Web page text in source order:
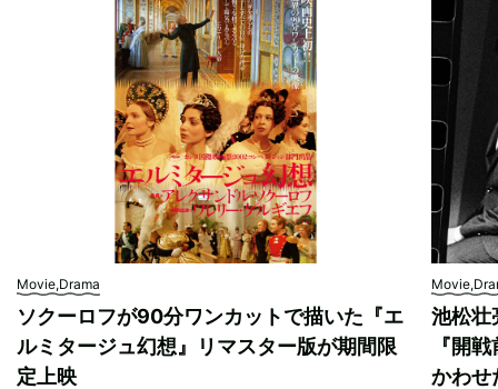
Movie,Drama
ソクーロフが90分ワンカットで描いた『エ
ルミタージュ幻想』リマスター版が期間限
定上映
池松壮
『開
かわせ